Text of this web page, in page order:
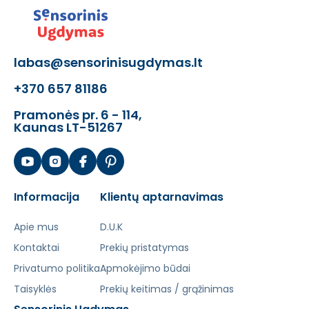
Motorinę koordinaciją
Rankų galias
Įgūdį
Šis aprašymas išverstas naudojant dirbtinį
intelektą. Atsiprašome už galimas klaidas,
vyksta redagavimas.
labas@sensorinisugdymas.lt
+370 657 81186
Pramonės pr. 6 - 114,
Kaunas LT-51267
Informacija
Apie mus
Kontaktai
Privatumo politika
Taisyklės
Klientų aptarnavimas
D.U.K
Prekių pristatymas
Apmokėjimo būdai
Prekių keitimas / grąžinimas